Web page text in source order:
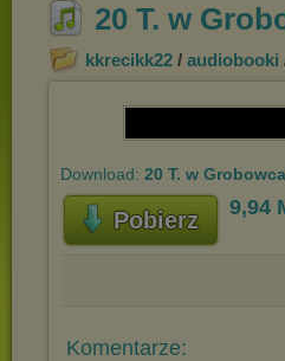
20 T. w
kkrecikk22 / audiobooki
Download: 20 T. w
Pobierz 9,94
Komentarze: